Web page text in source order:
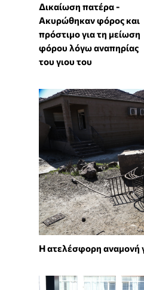
Δικαίωση πατέρα -
Ακυρώθηκαν φόρος και
πρόστιμο για τη μείωση
φόρου λόγω αναπηρίας
του γιου του
Η ατελέσφορη αναμονή